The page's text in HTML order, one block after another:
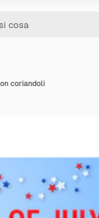
coriandoli